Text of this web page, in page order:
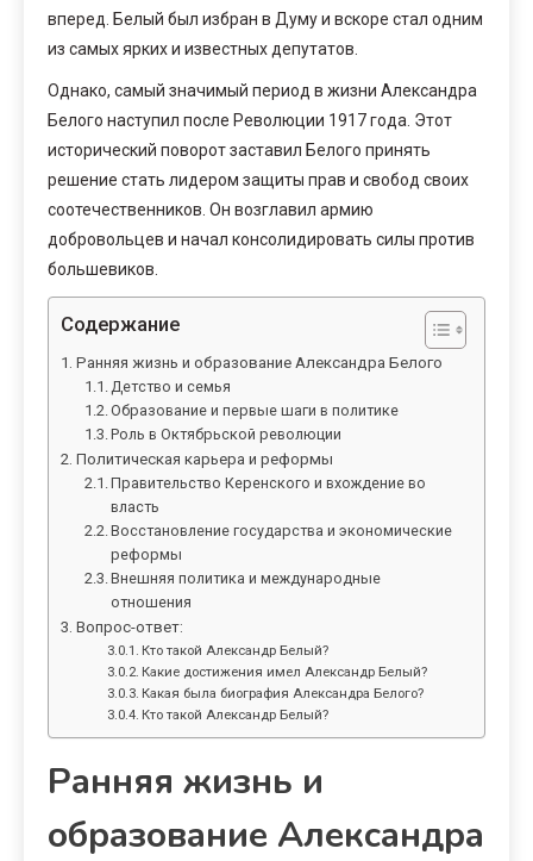
вперед. Белый был избран в Думу и вскоре стал одним
из самых ярких и известных депутатов.
Однако, самый значимый период в жизни Александра
Белого наступил после Революции 1917 года. Этот
исторический поворот заставил Белого принять
решение стать лидером защиты прав и свобод своих
соотечественников. Он возглавил армию
добровольцев и начал консолидировать силы против
большевиков.
Содержание
Ранняя жизнь и образование Александра Белого
Детство и семья
Образование и первые шаги в политике
Роль в Октябрьской революции
Политическая карьера и реформы
Правительство Керенского и вхождение во
власть
Восстановление государства и экономические
реформы
Внешняя политика и международные
отношения
Вопрос-ответ:
Кто такой Александр Белый?
Какие достижения имел Александр Белый?
Какая была биография Александра Белого?
Кто такой Александр Белый?
Ранняя жизнь и
образование Александра